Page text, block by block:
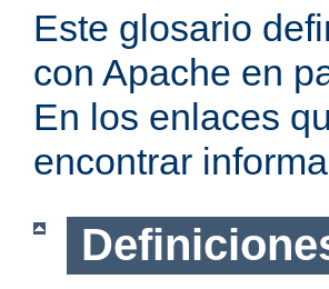
Este glosario
con Apache en
En los enlaces
encontrar